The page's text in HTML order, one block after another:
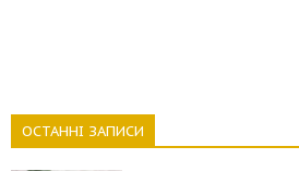
ОСТАННІ ЗАПИСИ